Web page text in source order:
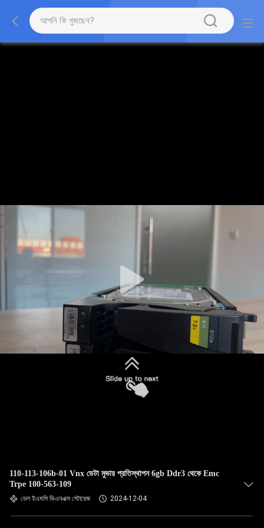
110-113-106b-01 Vnx ডেটা মুভার প্রতিস্থাপন 6gb Ddr3 থেকে Emc
Trpe 100-563-109
ডেল ইএমসি ভিএনএক্স স্টোরেজ 2024-12-04